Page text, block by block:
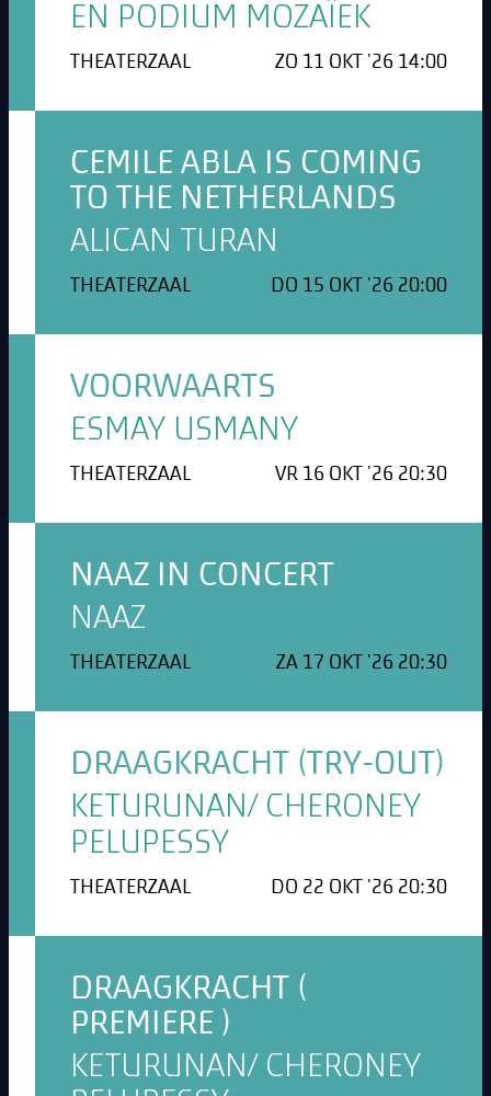
EN PODIUM MOZAÏEK
THEATERZAAL ZO 11 OKT '26 14:00
CEMILE ABLA IS COMING
TO THE NETHERLANDS
ALICAN TURAN
THEATERZAAL DO 15 OKT '26 20:00
VOORWAARTS
ESMAY USMANY
THEATERZAAL VR 16 OKT '26 20:30
NAAZ IN CONCERT
NAAZ
THEATERZAAL ZA 17 OKT '26 20:30
DRAAGKRACHT (TRY-OUT)
KETURUNAN/ CHERONEY
PELUPESSY
THEATERZAAL DO 22 OKT '26 20:30
DRAAGKRACHT (
PREMIERE )
KETURUNAN/ CHERONEY